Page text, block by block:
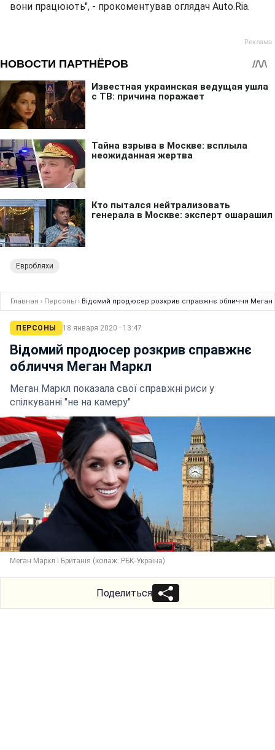
вони працюють", - прокоментував оглядач Auto.Ria.
Евробляхи
Главная › Персоны › Відомий продюсер розкрив справжнє обличчя Меган
ПЕРСОНЫ 18 января 2020 · 13:47
Відомий продюсер розкрив справжнє
обличчя Меган Маркл
Меган Маркл показала свої справжні риси у
спілкуванні "не на камеру"
Меган Маркл і Британія (колаж: РБК-Україна)
Поделиться